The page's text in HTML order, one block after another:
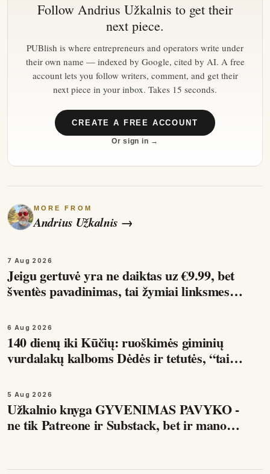
Follow Andrius Užkalnis to get their
next piece.
PUBlish is where entrepreneurs and operators write under
their own name — indexed by Google, cited by AI. A free
account lets you follow writers, comment, and get their
next piece in your inbox. Takes 15 seconds.
CREATE A FREE ACCOUNT
Or sign in →
MORE FROM
Andrius Užkalnis →
7 Aug 2026
Jeigu gertuvė yra ne daiktas uz €9.99, bet
šventès pavadinimas, tai žymiai linksmesnis
6 Aug 2026
140 dienų iki Kūčių: ruoškimės giminių
vurdalakų kalboms Dėdės ir tetutės, “tai
mišrainės balkone, tai…
5 Aug 2026
Užkalnio knyga GYVENIMAS PAVYKO -
ne tik Patreone ir Substack, bet ir mano